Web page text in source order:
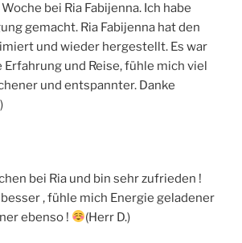
bei Ria Fabijenna. Ich habe
gemacht. Ria Fabijenna hat den
und wieder hergestellt. Es war
und Reise, fühle mich viel
und entspannter. Danke
bei Ria und bin sehr zufrieden !
, fühle mich Energie geladener
ebenso !
(Herr D.)